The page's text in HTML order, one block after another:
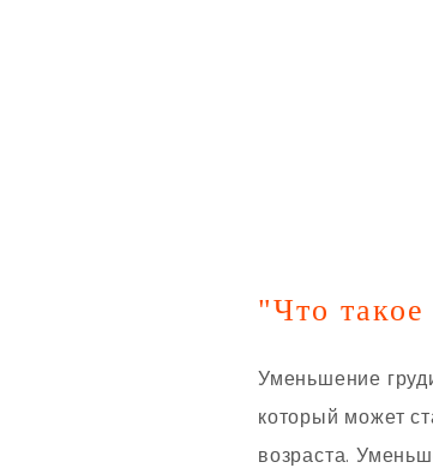
"Что
Уменьшение
который может
возраста.